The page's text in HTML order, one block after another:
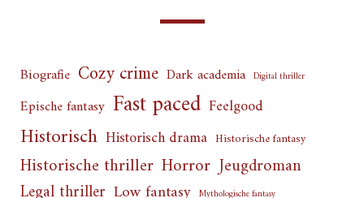
Biografie Cozy crime Dark academia Digital thriller
Epische fantasy Fast paced Feelgood
Historisch Historisch drama Historische fantasy
Historische thriller Horror Jeugdroman
Mythologische fantasy